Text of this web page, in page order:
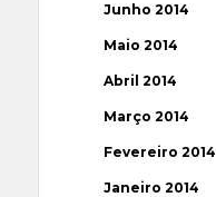
Junho 2014
Maio 2014
Abril 2014
Março 2014
Fevereiro 2014
Janeiro 2014